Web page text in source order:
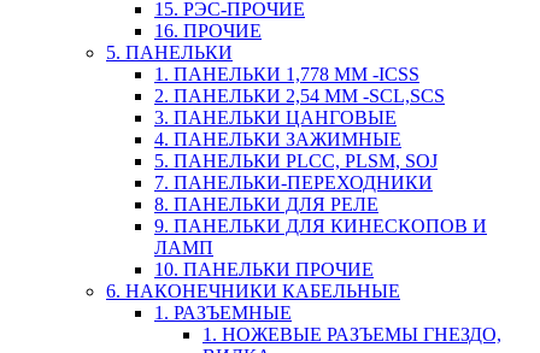
15. РЭС-ПРОЧИЕ
16. ПРОЧИЕ
5. ПАНЕЛЬКИ
1. ПАНЕЛЬКИ 1,778 ММ -ICSS
2. ПАНЕЛЬКИ 2,54 ММ -SCL,SCS
3. ПАНЕЛЬКИ ЦАНГОВЫЕ
4. ПАНЕЛЬКИ ЗАЖИМНЫЕ
5. ПАНЕЛЬКИ PLCC, PLSM, SOJ
7. ПАНЕЛЬКИ-ПЕРЕХОДНИКИ
8. ПАНЕЛЬКИ ДЛЯ РЕЛЕ
9. ПАНЕЛЬКИ ДЛЯ КИНЕСКОПОВ И
ЛАМП
10. ПАНЕЛЬКИ ПРОЧИЕ
6. НАКОНЕЧНИКИ КАБЕЛЬНЫЕ
1. РАЗЪЕМНЫЕ
1. НОЖЕВЫЕ РАЗЪЕМЫ ГНЕЗДО,